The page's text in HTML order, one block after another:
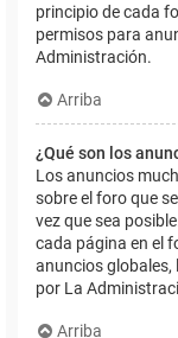
principio de cada
permisos para
Administración.
Arriba
¿Qué son los
Los anuncios
sobre el foro que
vez que sea
cada página en el
anuncios
por La
Arriba